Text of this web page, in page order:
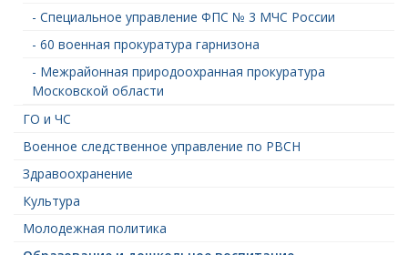
- Специальное управление ФПС № 3 МЧС России
- 60 военная прокуратура гарнизона
- Межрайонная природоохранная прокуратура
Московской области
ГО и ЧС
Военное следственное управление по РВСН
Здравоохранение
Культура
Молодежная политика